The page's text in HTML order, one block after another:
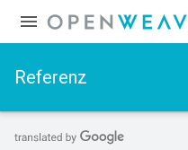
Referenz